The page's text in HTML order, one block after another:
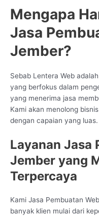
Mengapa
Jasa
Jember?
Sebab Lentera Web
yang berfokus dalam
yang menerima jasa
Kami akan menolong
dengan capaian yang luas.
Layanan Jasa
Jember yang
Terpercaya
Kami Jasa Pembuatan
banyak klien mulai dari